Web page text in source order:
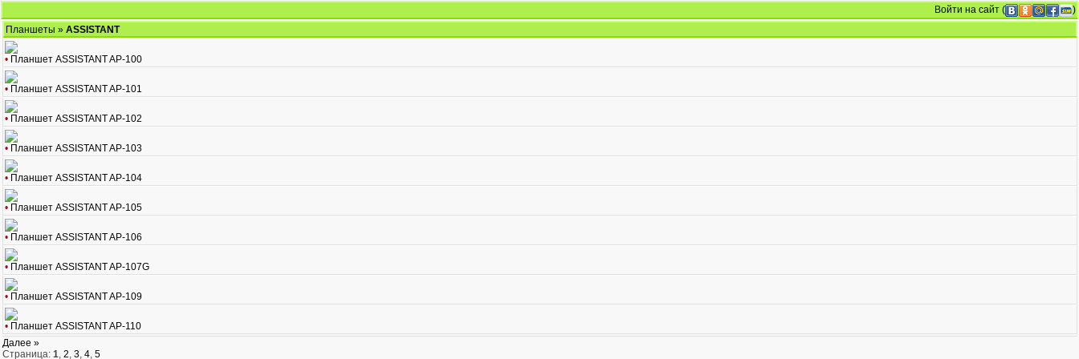
Войти на сайт (
)
Планшеты » ASSISTANT
• Планшет ASSISTANT AP-100
• Планшет ASSISTANT AP-101
• Планшет ASSISTANT AP-102
• Планшет ASSISTANT AP-103
• Планшет ASSISTANT AP-104
• Планшет ASSISTANT AP-105
• Планшет ASSISTANT AP-106
• Планшет ASSISTANT AP-107G
• Планшет ASSISTANT AP-109
• Планшет ASSISTANT AP-110
Далее »
Страница: 1, 2, 3, 4, 5